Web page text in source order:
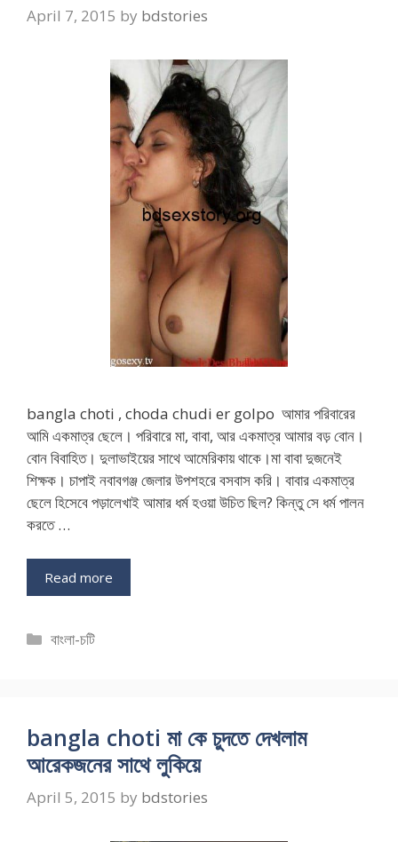
April 7, 2015 by bdstories
bangla choti , choda chudi er golpo আমার পরিবারের
আমি একমাত্র ছেলে। পরিবারে মা, বাবা, আর একমাত্র আমার বড় বোন।
বোন বিবাহিত। দুলাভাইয়ের সাথে আমেরিকায় থাকে।মা বাবা দুজনেই
শিক্ষক। চাপাই নবাবগঞ্জ জেলার উপশহরে বসবাস করি। বাবার একমাত্র
ছেলে হিসেবে পড়ালেখাই আমার ধর্ম হওয়া উচিত ছিল? কিন্তু সে ধর্ম পালন
করতে …
Read more
Categories
বাংলা-চটি
bangla choti মা কে চুদতে দেখলাম
আরেকজনের সাথে লুকিয়ে
April 5, 2015 by bdstories